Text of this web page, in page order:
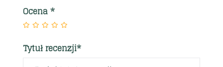
Ocena*
Tytuł recenzji*